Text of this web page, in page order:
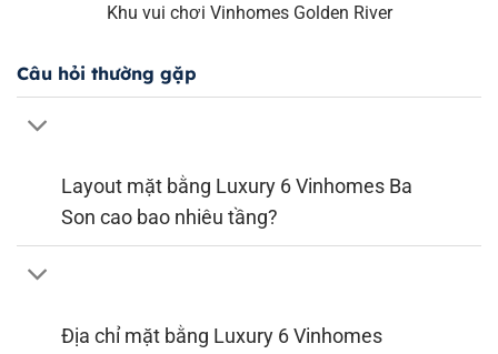
Khu vui chơi Vinhomes Golden River
Câu hỏi thường gặp
Layout mặt bằng Luxury 6 Vinhomes Ba
Son cao bao nhiêu tầng?
Địa chỉ mặt bằng Luxury 6 Vinhomes